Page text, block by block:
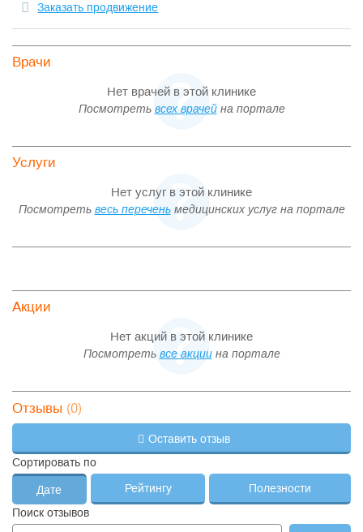
Заказать продвижение
Врачи
Нет врачей в этой клинике
Посмотреть всех врачейна портале
Услуги
Нет услуг в этой клинике
Посмотреть весь переченьмедицинских услуг на портале
Акции
Нет акций в этой клинике
Посмотреть все акциина портале
Отзывы (0)
Оставить отзыв
Сортировать по
Дате Рейтингу
Полезности
Поиск отзывов